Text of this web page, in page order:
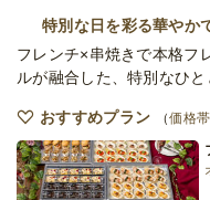
特別な日を彩る華やか
フレンチ×串焼きで本格フ
ルが融合した、特別なひと
おすすめプラン 価格帯